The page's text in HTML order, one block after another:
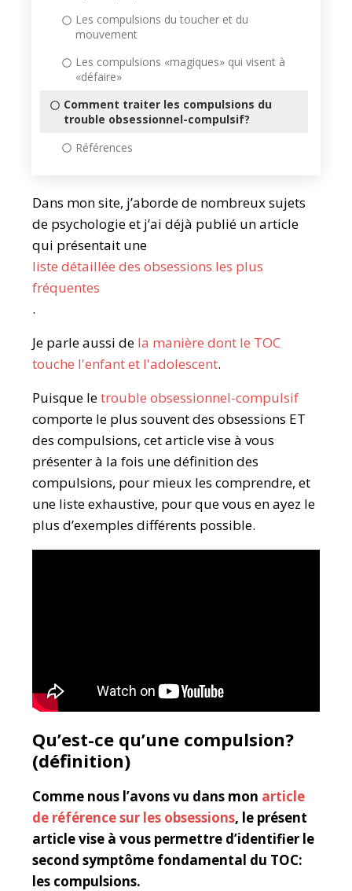
Les compulsions du toucher et du
mouvement
Les compulsions «magiques» qui visent à
«défaire»
Comment traiter les compulsions du
trouble obsessionnel-compulsif?
Références
Dans mon site, j’aborde de nombreux sujets
de psychologie et j’ai déjà publié un article
qui présentait une
liste détaillée des obsessions les plus
fréquentes
.
Je parle aussi de la manière dont le TOC
touche l'enfant et l'adolescent.
Puisque letrouble obsessionnel-compulsif
comporte le plus souvent des obsessions ET
des compulsions, cet article vise à vous
présenter à la fois une définition des
compulsions, pour mieux les comprendre, et
une liste exhaustive, pour que vous en ayez le
plus d’exemples différents possible.
Qu’est-ce qu’une compulsion?
(définition)
Comme nous l’avons vu dans mon article
de référence sur les obsessions, le présent
article vise à vous permettre d’identifier le
second symptôme fondamental du TOC:
les compulsions.